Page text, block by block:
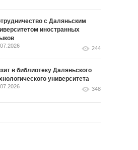
с Даляньским
иностранных
244
в библиотеку Даляньского
университета
348